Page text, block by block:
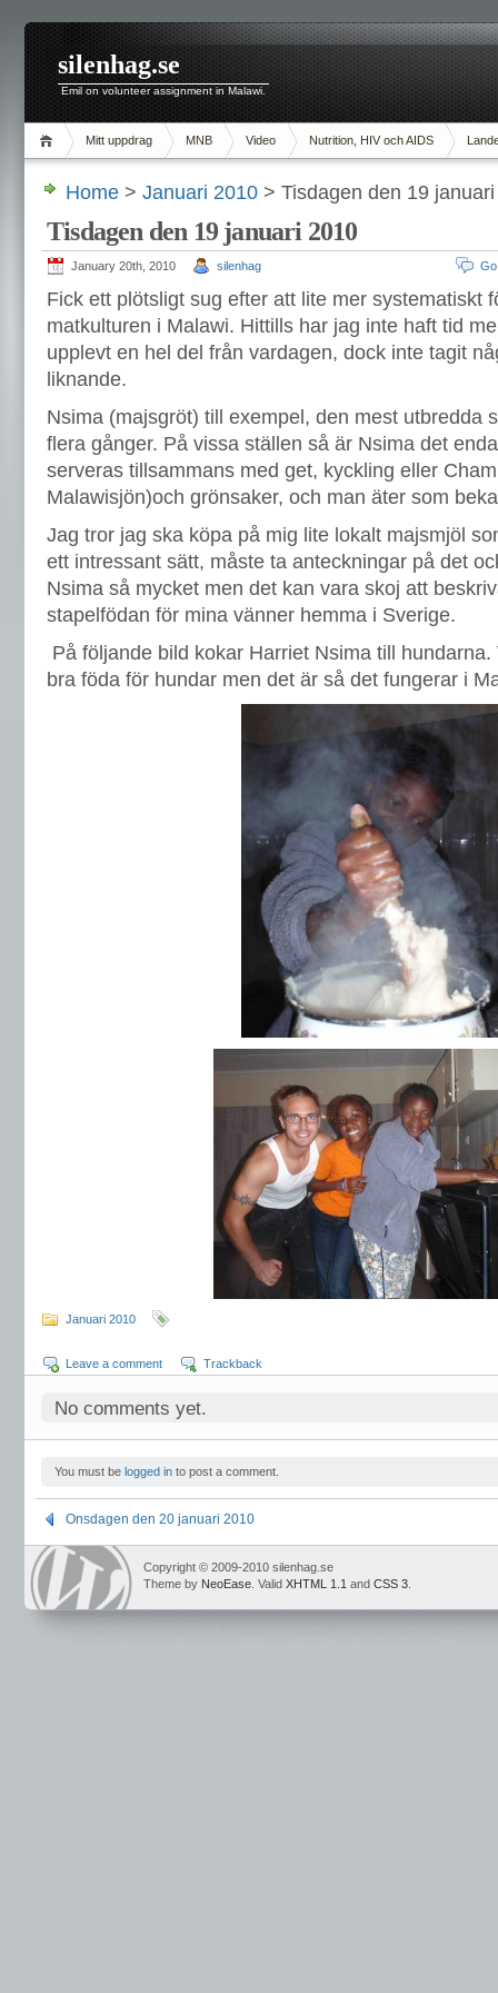
silenhag.se
Emil on volunteer assignment in Malawi.
Mitt uppdrag MNB Video Nutrition, HIV och AIDS
Home > Januari 2010 > Tisdagen den 19
Tisdagen den 19 januari 2010
January 20th, 2010 silenhag
Fick ett plötsligt sug efter att lite mer systematiskt
matkulturen i Malawi. Hittills har jag inte haft tid
upplevt en hel del från vardagen, dock inte tagit
liknande.
Nsima (majsgröt) till exempel, den mest utbredda
flera gånger. På vissa ställen så är Nsima det
serveras tillsammans med get, kyckling eller
Malawisjön)och grönsaker, och man äter som
Jag tror jag ska köpa på mig lite lokalt majsmjöl
ett intressant sätt, måste ta anteckningar på det
Nsima så mycket men det kan vara skoj att
stapelfödan för mina vänner hemma i Sverige.
På följande bild kokar Harriet Nsima till
bra föda för hundar men det är så det fungerar i
Januari 2010
Leave a comment Trackback
No comments yet.
You must be logged in to post a comment.
Onsdagen den 20 januari 2010
Copyright © 2009-2010 silenhag.se
Theme by NeoEase . Valid XHTML 1.1 and CSS 3